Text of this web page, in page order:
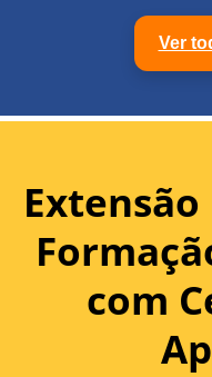
Ver
com